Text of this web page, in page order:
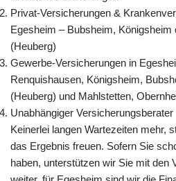
Privat-Versicherungen &
Egesheim – Bubsheim, Königsheim
(Heuberg)
Gewerbe-Versicherungen in
Renquishausen, Königsheim,
(Heuberg) und Mahlstetten,
Unabhängiger Versicherungsberater
Keinerlei langen Wartezeiten mehr,
das Ergebnis freuen. Sofern Sie
haben, unterstützen wir Sie mit den